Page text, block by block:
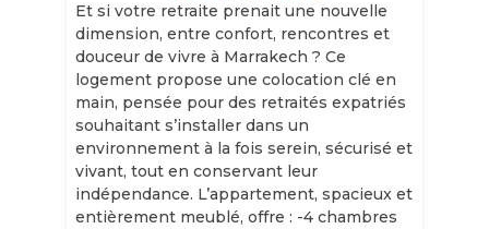
Et si votre retraite prenait une nouvelle
dimension, entre confort, rencontres et
douceur de vivre à Marrakech ? Ce
logement propose une colocation clé en
main, pensée pour des retraités expatriés
souhaitant s’installer dans un
environnement à la fois serein, sécurisé et
vivant, tout en conservant leur
indépendance. L’appartement, spacieux et
entièrement meublé, offre : -4 chambres